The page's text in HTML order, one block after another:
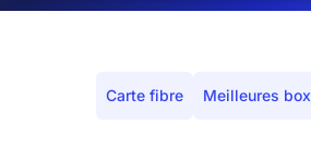
Carte fibre Meilleures box